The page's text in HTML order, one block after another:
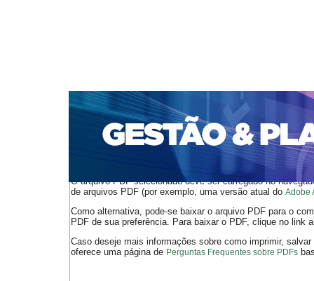
CAPA SOBRE ACESSO CADASTRO
PORTAL DE REVISTAS DA UNIFACS
SUBMISSÕES
PARA SUBMISSÃO DE ARTIGOS
TUTORIAL PARA
Capa v. 17, n. 2, maio/ago. 2016 Silveira
O arquivo PDF selecionado deve ser carregado no
de arquivos PDF (por exemplo, uma versão atual do Adobe
Como alternativa, pode-se baixar o arquivo PDF para o
PDF de sua preferência. Para baixar o PDF, clique no link
Caso deseje mais informações sobre como imprimir,
oferece uma página de Perguntas Frequentes sobre PDFs